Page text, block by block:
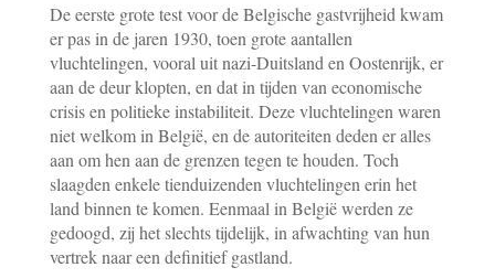
De eerste grote test voor de Belgische gastvrijheid kwam
er pas in de jaren 1930, toen grote aantallen
vluchtelingen, vooral uit nazi-Duitsland en Oostenrijk, er
aan de deur klopten, en dat in tijden van economische
crisis en politieke instabiliteit. Deze vluchtelingen waren
niet welkom in België, en de autoriteiten deden er alles
aan om hen aan de grenzen tegen te houden. Toch
slaagden enkele tienduizenden vluchtelingen erin het
land binnen te komen. Eenmaal in België werden ze
gedoogd, zij het slechts tijdelijk, in afwachting van hun
vertrek naar een definitief gastland.